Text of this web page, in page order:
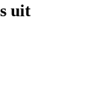
uit